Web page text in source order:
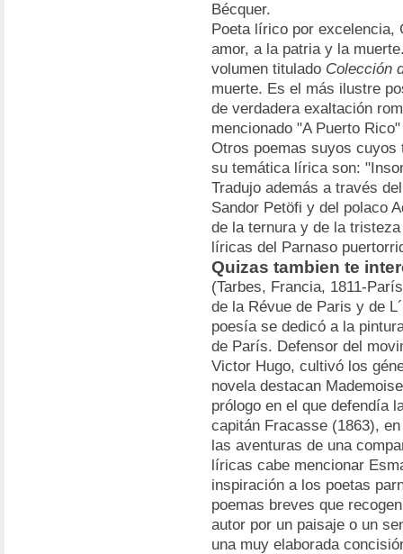
Bécquer.
Poeta lírico por excelencia,
amor, a la patria y la
volumen titulado Colección
muerte. Es el más ilustre
de verdadera exaltación
mencionado "A Puerto
Otros poemas suyos
su temática lírica son:
Tradujo además a través
Sandor Petöfi y del polaco
de la ternura y de la
líricas del Parnaso
Quizas tambien te
(Tarbes, Francia, 1811-
de la Révue de Paris y de
poesía se dedicó a la
de París. Defensor del
Victor Hugo, cultivó los
novela destacan
prólogo en el que defendía
capitán Fracasse (1863),
las aventuras de una
líricas cabe mencionar
inspiración a los poetas
poemas breves que
autor por un paisaje o un
una muy elaborada